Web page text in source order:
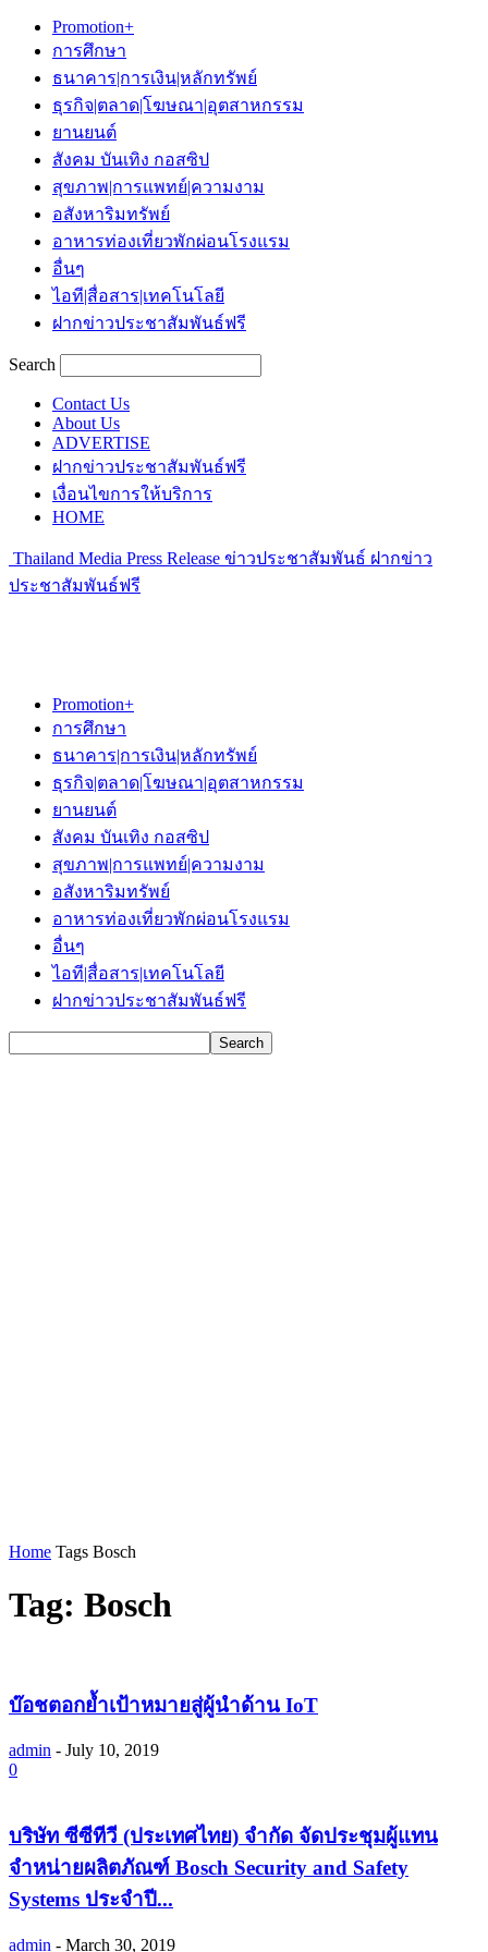
Promotion+
การศึกษา
ธนาคาร|การเงิน|หลักทรัพย์
ธุรกิจ|ตลาด|โฆษณา|อุตสาหกรรม
ยานยนต์
สังคม บันเทิง กอสซิป
สุขภาพ|การแพทย์|ความงาม
อสังหาริมทรัพย์
อาหารท่องเที่ยวพักผ่อนโรงแรม
อื่นๆ
ไอที|สื่อสาร|เทคโนโลยี
ฝากข่าวประชาสัมพันธ์ฟรี
Search
Contact Us
About Us
ADVERTISE
ฝากข่าวประชาสัมพันธ์ฟรี
เงื่อนไขการให้บริการ
HOME
Thailand Media Press Release ข่าวประชาสัมพันธ์ ฝากข่าว
ประชาสัมพันธ์ฟรี
Promotion+
การศึกษา
ธนาคาร|การเงิน|หลักทรัพย์
ธุรกิจ|ตลาด|โฆษณา|อุตสาหกรรม
ยานยนต์
สังคม บันเทิง กอสซิป
สุขภาพ|การแพทย์|ความงาม
อสังหาริมทรัพย์
อาหารท่องเที่ยวพักผ่อนโรงแรม
อื่นๆ
ไอที|สื่อสาร|เทคโนโลยี
ฝากข่าวประชาสัมพันธ์ฟรี
Home Tags Bosch
Tag: Bosch
บ๊อชตอกย้ำเป้าหมายสู่ผู้นำด้าน IoT
admin - July 10, 2019
0
บริษัท ซีซีทีวี (ประเทศไทย) จำกัด จัดประชุมผู้แทน
จำหน่ายผลิตภัณฑ์ Bosch Security and Safety
Systems ประจำปี...
admin - March 30, 2019